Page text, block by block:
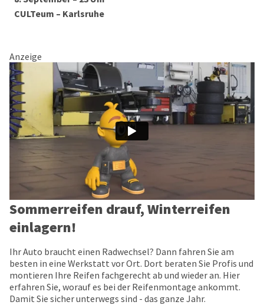
CULTeum – Karlsruhe
Anzeige
Sommerreifen drauf, Winterreifen
einlagern!
Ihr Auto braucht einen Radwechsel? Dann fahren Sie am
besten in eine Werkstatt vor Ort. Dort beraten Sie Profis und
montieren Ihre Reifen fachgerecht ab und wieder an. Hier
erfahren Sie, worauf es bei der Reifenmontage ankommt.
Damit Sie sicher unterwegs sind - das ganze Jahr.